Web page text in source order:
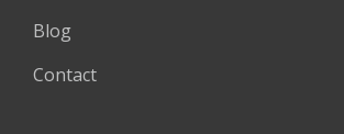
Blog
Contact